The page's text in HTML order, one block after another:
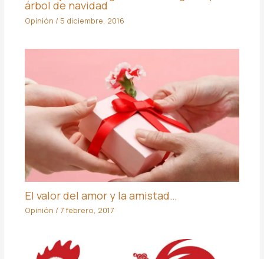
árbol de navidad
Opinión / 5 diciembre, 2016
El valor del amor y la amistad…
Opinión / 7 febrero, 2017